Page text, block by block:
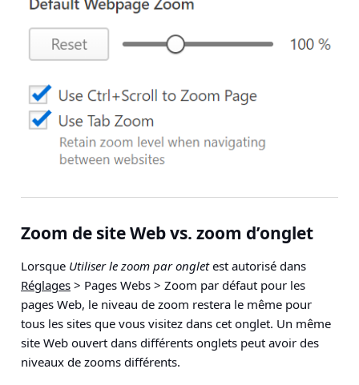
Zoom de site Web vs. zoom d’onglet
Lorsque Utiliser le zoom par ongletest autorisé dans
Réglages > Pages Webs > Zoom par défaut pour les
pages Web, le niveau de zoom restera le même pour
tous les sites que vous visitez dans cet onglet. Un même
site Web ouvert dans différents onglets peut avoir des
niveaux de zooms différents.